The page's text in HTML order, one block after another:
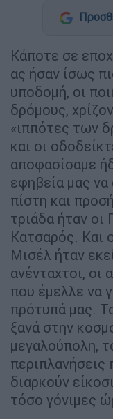
Κάποτε σε
ας ήσαν ίσως
υποδοµή, οι
δρόµους,
«ιππότες των
και οι
αποφασίσαµε
εφηβεία µας
πίστη και
τριάδα ήταν οι
Κατσαρός. Και
Μισέλ ήταν
ανένταχτοι, οι
που έµελλε να
πρότυπά µας.
ξανά στην
µεγαλούπολη,
περιπλανήσεις
διαρκούν
τόσο γόνιµες